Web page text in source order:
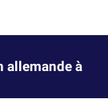
allemande à